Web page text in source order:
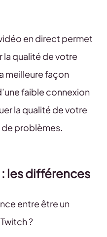
en direct permet
la qualité de votre
meilleure façon
faible connexion
la qualité de votre
de problèmes.
les différences
entre être un
?